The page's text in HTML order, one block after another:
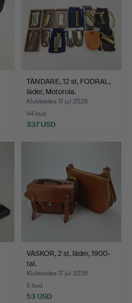
TÄNDARE, 12 st, FODRAL,
läder, Motorola.
Klubbades 17 jul 2026
44 bud
337 USD
VÄSKOR, 2 st, läder, 1900-
tal.
Klubbades 17 jul 2026
5 bud
53 USD